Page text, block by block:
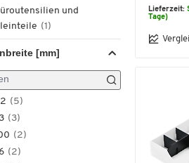
und
(1)
A4-C4
[mm]
(5)
(3)
(2)
(2)
Lieferzeit:
Tage)